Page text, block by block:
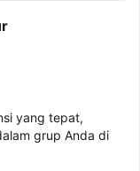
yang tepat,
grup Anda di